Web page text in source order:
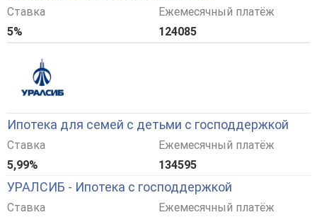
Ставка
5%
Ежемесячный платёж
124085
Ипотека для семей с детьми с господдержкой
Ставка
5,99%
Ежемесячный платёж
134595
УРАЛСИБ - Ипотека с господдержкой
Ставка
Ежемесячный платёж